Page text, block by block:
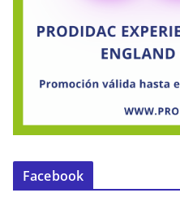
Facebook